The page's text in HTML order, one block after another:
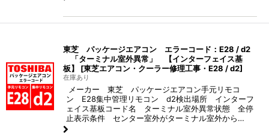
東芝 パッケージエアコン エラーコード：E28 / d2
「ターミナル室外異常」 【インターフェイス基
板】
[東芝エアコン・クーラー修理工事・E28 / d2]
在庫あり
メーカー 東芝 パッケージエアコン手元リモコ
ン E28集中管理リモコン d2検出場所 インターフ
ェイス基板コード名 ターミナル室外異常状態 全停
止表示条件 センター室外がターミナル室外から…